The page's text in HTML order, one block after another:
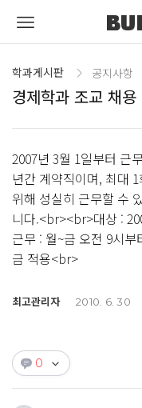
학과게시판 공지사항
경제학과 조교 채용
2007년 3월 1일부터 근
년간 계약직이며, 최대
위해 성실히 근무할 수
니다.<br><br>대상 :
근무 : 월~금 오전 9시
금 적용<br>
최고관리자 2010. 6. 30
0